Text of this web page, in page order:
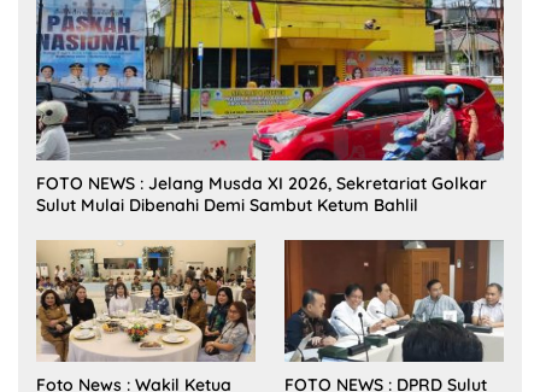
FOTO NEWS : Jelang Musda XI 2026, Sekretariat Golkar
Sulut Mulai Dibenahi Demi Sambut Ketum Bahlil
Foto News : Wakil Ketua FOTO NEWS : DPRD Sulut